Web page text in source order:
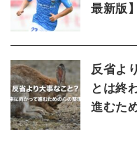
最新版】
反省よ
とは終
進むた